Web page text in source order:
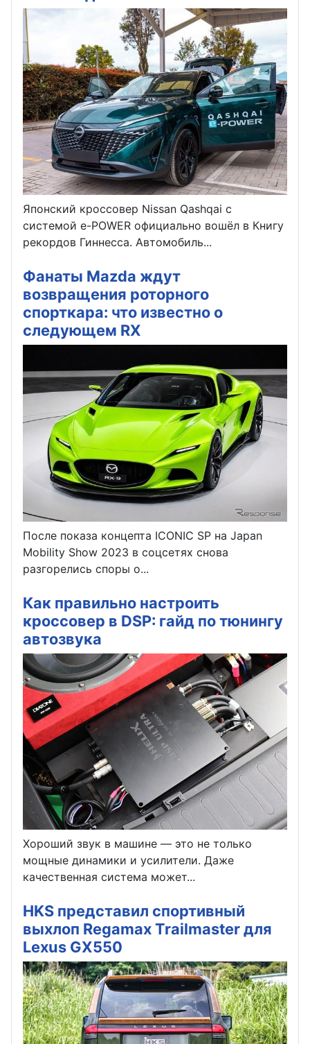
Японский кроссовер Nissan Qashqai с
системой e-POWER официально вошёл в Книгу
рекордов Гиннесса. Автомобиль...
Фанаты Mazda ждут
возвращения роторного
спорткара: что известно о
следующем RX
После показа концепта ICONIC SP на Japan
Mobility Show 2023 в соцсетях снова
разгорелись споры о...
Как правильно настроить
кроссовер в DSP: гайд по тюнингу
автозвука
Хороший звук в машине — это не только
мощные динамики и усилители. Даже
качественная система может...
HKS представил спортивный
выхлоп Regamax Trailmaster для
Lexus GX550